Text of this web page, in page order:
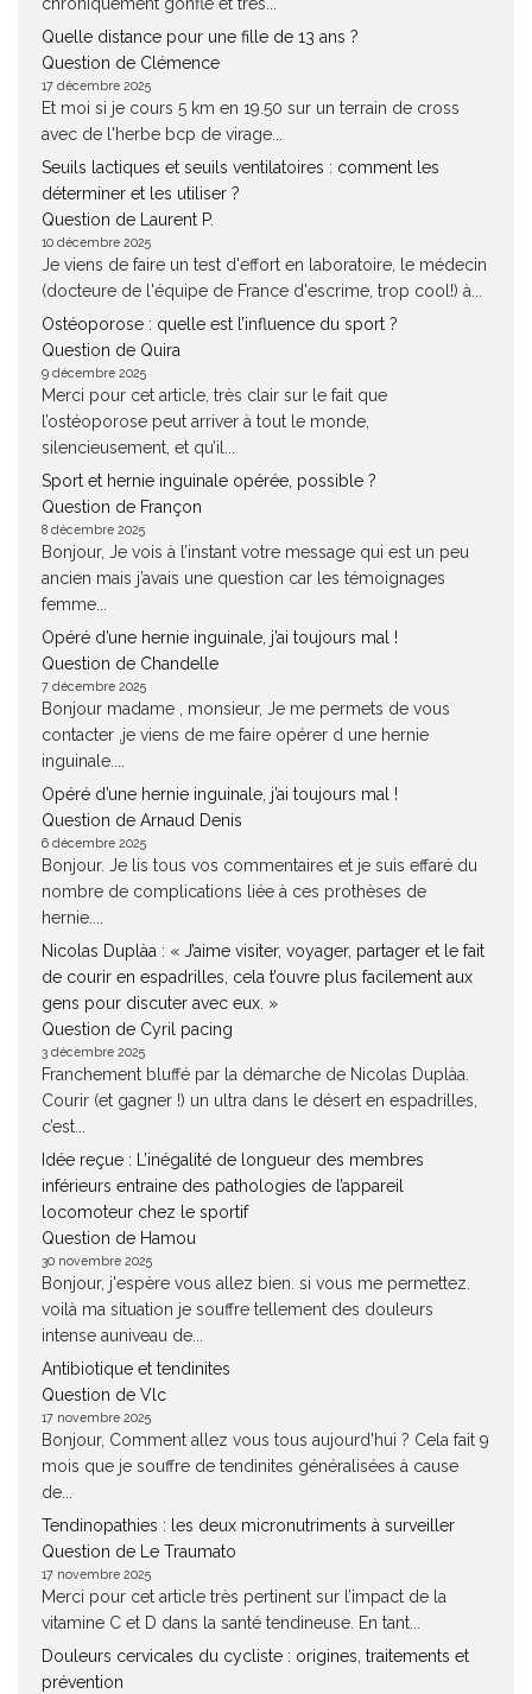
Quelle distance pour une fille de 13 ans ?
Question de Clémence
17 décembre 2025
Et moi si je cours 5 km en 19.50 sur un terrain de cross
avec de l'herbe bcp de virage...
Seuils lactiques et seuils ventilatoires : comment les
déterminer et les utiliser ?
Question de Laurent P.
10 décembre 2025
Je viens de faire un test d'effort en laboratoire, le médecin
(docteure de l'équipe de France d'escrime, trop cool!) à...
Ostéoporose : quelle est l’influence du sport ?
Question de Quira
9 décembre 2025
Merci pour cet article, très clair sur le fait que
l’ostéoporose peut arriver à tout le monde,
silencieusement, et qu’il...
Sport et hernie inguinale opérée, possible ?
Question de Françon
8 décembre 2025
Bonjour, Je vois à l’instant votre message qui est un peu
ancien mais j’avais une question car les témoignages
femme...
Opéré d’une hernie inguinale, j’ai toujours mal !
Question de Chandelle
7 décembre 2025
Bonjour madame , monsieur, Je me permets de vous
contacter ,je viens de me faire opérer d une hernie
inguinale....
Opéré d’une hernie inguinale, j’ai toujours mal !
Question de Arnaud Denis
6 décembre 2025
Bonjour. Je lis tous vos commentaires et je suis effaré du
nombre de complications liée à ces prothèses de
hernie....
Nicolas Duplàa : « J’aime visiter, voyager, partager et le fait
de courir en espadrilles, cela t’ouvre plus facilement aux
gens pour discuter avec eux. »
Question de Cyril pacing
3 décembre 2025
Franchement bluffé par la démarche de Nicolas Duplàa.
Courir (et gagner !) un ultra dans le désert en espadrilles,
c’est...
Idée reçue : L’inégalité de longueur des membres
inférieurs entraine des pathologies de l’appareil
locomoteur chez le sportif
Question de Hamou
30 novembre 2025
Bonjour, j'espère vous allez bien. si vous me permettez.
voilà ma situation je souffre tellement des douleurs
intense auniveau de...
Antibiotique et tendinites
Question de Vlc
17 novembre 2025
Bonjour, Comment allez vous tous aujourd'hui ? Cela fait 9
mois que je souffre de tendinites généralisées à cause
de...
Tendinopathies : les deux micronutriments à surveiller
Question de Le Traumato
17 novembre 2025
Merci pour cet article très pertinent sur l’impact de la
vitamine C et D dans la santé tendineuse. En tant...
Douleurs cervicales du cycliste : origines, traitements et
prévention